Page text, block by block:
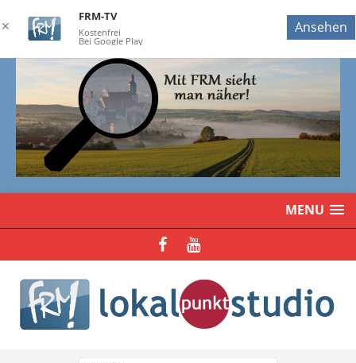
MENU
✕
FRM-TV
Kostenfrei
Bei Google Play
Ansehen